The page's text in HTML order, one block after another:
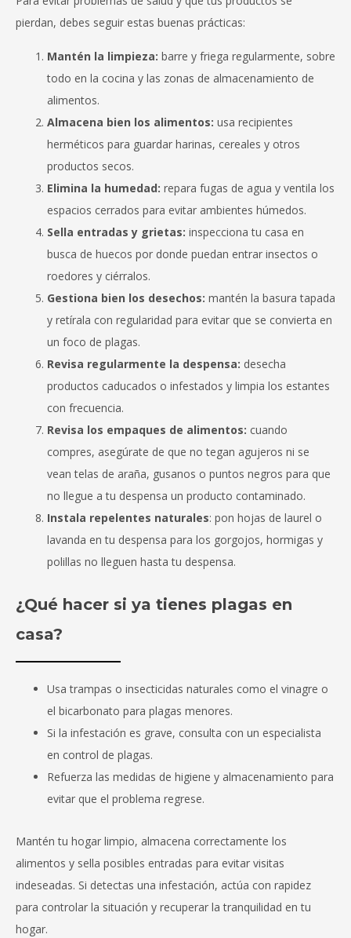
pierdan, debes seguir estas buenas prácticas:
Mantén la limpieza: barre y friega regularmente, sobre
todo en la cocina y las zonas de almacenamiento de
alimentos.
Almacena bien los alimentos: usa recipientes
herméticos para guardar harinas, cereales y otros
productos secos.
Elimina la humedad: repara fugas de agua y ventila los
espacios cerrados para evitar ambientes húmedos.
Sella entradas y grietas: inspecciona tu casa en
busca de huecos por donde puedan entrar insectos o
roedores y ciérralos.
Gestiona bien los desechos: mantén la basura tapada
y retírala con regularidad para evitar que se convierta en
un foco de plagas.
Revisa regularmente la despensa: desecha
productos caducados o infestados y limpia los estantes
con frecuencia.
Revisa los empaques de alimentos: cuando
compres, asegúrate de que no tegan agujeros ni se
vean telas de araña, gusanos o puntos negros para que
no llegue a tu despensa un producto contaminado.
Instala repelentes naturales: pon hojas de laurel o
lavanda en tu despensa para los gorgojos, hormigas y
polillas no lleguen hasta tu despensa.
¿Qué hacer si ya tienes plagas en
casa?
Usa trampas o insecticidas naturales como el vinagre o
el bicarbonato para plagas menores.
Si la infestación es grave, consulta con un especialista
en control de plagas.
Refuerza las medidas de higiene y almacenamiento para
evitar que el problema regrese.
Mantén tu hogar limpio, almacena correctamente los
alimentos y sella posibles entradas para evitar visitas
indeseadas. Si detectas una infestación, actúa con rapidez
para controlar la situación y recuperar la tranquilidad en tu
hogar.